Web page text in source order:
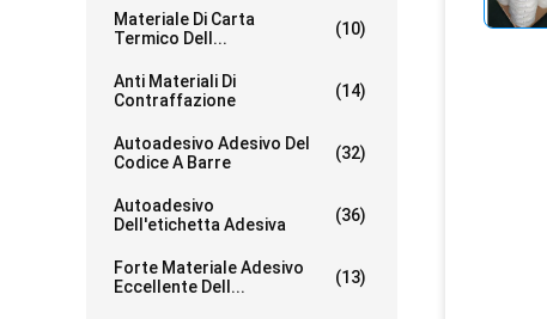
Materiale Di Carta
Termico Dell...
(10)
Anti Materiali Di
Contraffazione
(14)
Autoadesivo Adesivo Del
Codice A Barre
(32)
Autoadesivo
Dell'etichetta Adesiva
(36)
Forte Materiale Adesivo
Eccellente Dell...
(13)